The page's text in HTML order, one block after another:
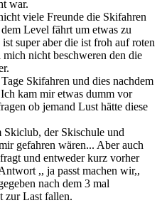
war.
viele Freunde die Skifahren
Level fährt um etwas zu
super aber die ist froh auf roten
nicht beschweren den die
Skifahren und dies nachdem
kam mir etwas dumm vor
ob jemand Lust hätte diese
Skiclub, der Skischule und
gefahren wären... Aber auch
und entweder kurz vorher
,, ja passt machen wir,,
nach dem 3 mal
zur Last fallen.